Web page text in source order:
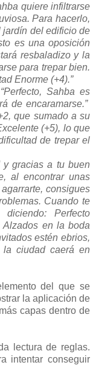
quiere infiltrarse
Para hacerlo,
jardín del edificio de
es una oposición
resbaladizo y la
para trepar bien.
Enorme (+4).”
Sahba es
de encaramarse.”
que sumado a su
(+5), lo que
de trepar el
y gracias a tu buen
al encontrar unas
consigues
Cuando te
Perfecto
Alzados en la boda
estén ebrios,
ciudad caerá en
del que se
la aplicación de
capas dentro de
lectura de reglas.
intentar conseguir